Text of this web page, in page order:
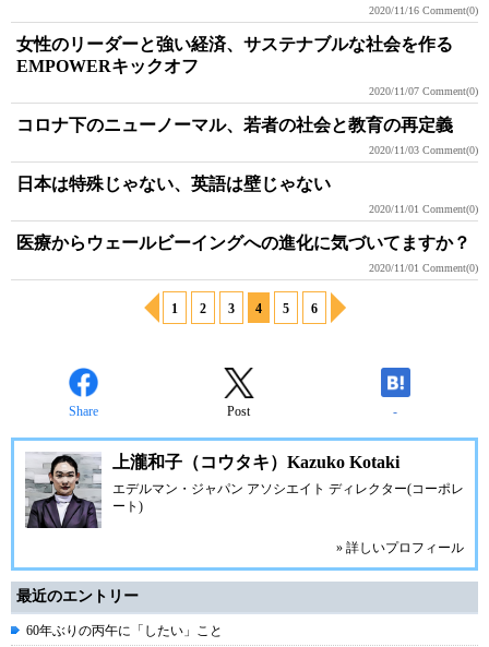
2020/11/16 Comment(0)
女性のリーダーと強い経済、サステナブルな社会を作る
EMPOWERキックオフ
2020/11/07 Comment(0)
コロナ下のニューノーマル、若者の社会と教育の再定義
2020/11/03 Comment(0)
日本は特殊じゃない、英語は壁じゃない
2020/11/01 Comment(0)
医療からウェールビーイングへの進化に気づいてますか？
2020/11/01 Comment(0)
1 2 3 4 5 6
Share Post -
上瀧和子（コウタキ）Kazuko Kotaki
エデルマン・ジャパン アソシエイト ディレクター(コーポレ
ート)
» 詳しいプロフィール
最近のエントリー
60年ぶりの丙午に「したい」こと